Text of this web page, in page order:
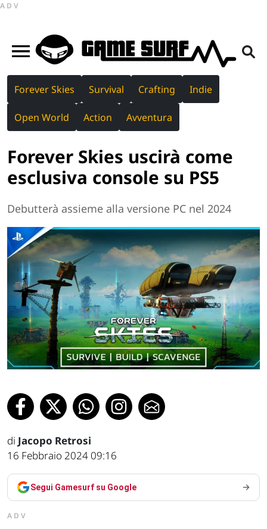
ADV
Forever Skies Survival Crafting Indie
Open World Action Avventura
Forever Skies uscirà come
esclusiva console su PS5
Debutterà assieme alla versione PC nel 2024
di Jacopo Retrosi
16 Febbraio 2024 09:16
Segui Gamesurf su Google
ADV